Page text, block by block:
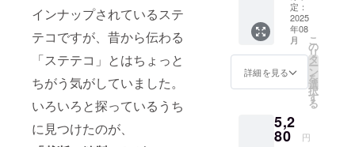
インナップされているステ
テコですが、昔から伝わる
「ステテコ」とはちょっと
ちがう気がしていました。
いろいろと探っているうち
に見つけたのが、
ト本文
に記載
してお
りま
す。 ※
デザイ
になる
可能性
コ】
ビーチ
ステテ
コ グ
レー
CAMPF
IRE特価
¥5,280(
料込)←
一般販
定：
2025
年08
月
詳細を見る
こ
の
リ
タ
ー
ン
を
選
択
す
る
5,2
80 円